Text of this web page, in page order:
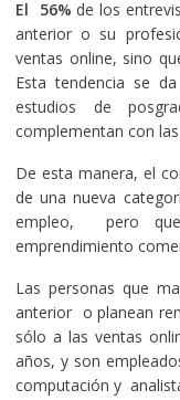
El 56% de los
anterior o su
ventas online, sino
Esta tendencia se
estudios de
complementan con
De esta manera, el
de una nueva
empleo, pero
emprendimiento
Las personas que
anterior o planean
sólo a las ventas
años, y son
computación y